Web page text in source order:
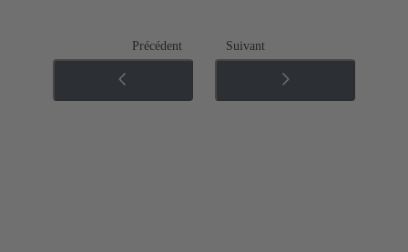
Précédent Suivant